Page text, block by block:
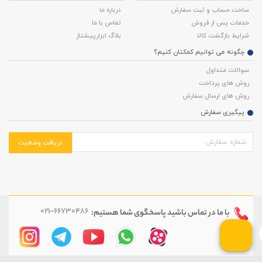
درباره ما
تماس با ما
بلاگ ابزارپیشتاز
ساخت حساب و ثبت سفارش
خدمات پس از فروش
شرایط بازگشت کالا
چگونه می توانیم کمکتان کنیم؟
سوالات متداول
روش های پرداخت
روش های ارسال سفارش
پیگیری سفارش
دریافت وضعیت
با ما در تماس باشیدپاسخگوی شما هستیم: 021-66730486